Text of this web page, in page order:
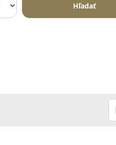
Hľadať